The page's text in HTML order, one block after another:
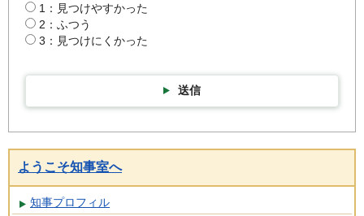
1：見つけやすかった
2：ふつう
3：見つけにくかった
送信
ようこそ知事室へ
知事プロフィル